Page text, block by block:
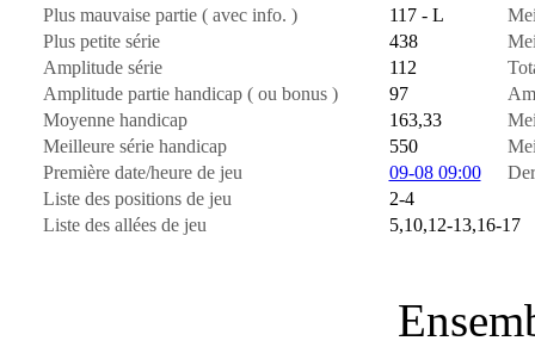
Plus mauvaise partie ( avec info. )
117 - L
Plus petite série
438
Amplitude série
112
Amplitude partie handicap ( ou bonus )
97
Moyenne handicap
163,33
Meilleure série handicap
550
Première date/heure de jeu
09-08 09:00
Liste des positions de jeu
2-4
Liste des allées de jeu
5,10,12-13,16-17